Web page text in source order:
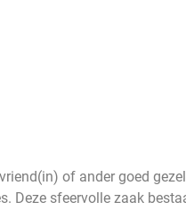
of ander goed
Deze sfeervolle zaak